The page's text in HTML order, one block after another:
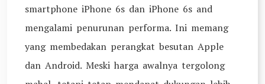
smartphone iPhone 6s dan iPhone 6s and
mengalami penurunan performa. Ini memang
yang membedakan perangkat besutan Apple
dan Android. Meski harga awalnya tergolong